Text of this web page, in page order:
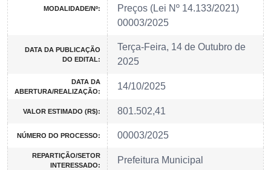
MODALIDADE/Nº:
Preços (Lei Nº 14.133/2021)
00003/2025
DATA DA PUBLICAÇÃO
DO EDITAL:
Terça-Feira, 14 de Outubro de
2025
DATA DA
ABERTURA/REALIZAÇÃO:
14/10/2025
VALOR ESTIMADO (R$): 801.502,41
NÚMERO DO PROCESSO: 00003/2025
REPARTIÇÃO/SETOR
INTERESSADO:
Prefeitura Municipal